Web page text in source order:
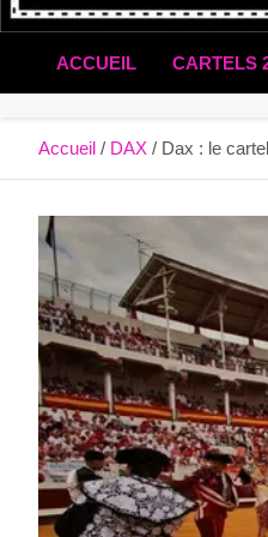
ACCUEIL CARTELS
Accueil DAX Dax : le